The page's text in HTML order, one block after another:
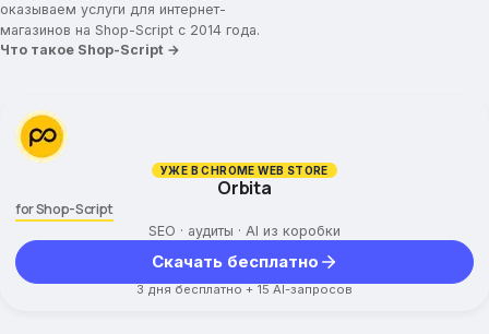
оказываем услуги для интернет-
магазинов на Shop-Script с 2014 года.
Что такое Shop-Script →
УЖЕ В CHROME WEB STORE
Orbita
for Shop-Script
SEO · аудиты · AI из коробки
Скачать бесплатно
3 дня бесплатно + 15 AI-запросов